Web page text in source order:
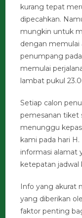
kurang tepat
dipecahkan.
mungkin untuk
dengan memulai
penumpang
memulai
lambat pukul
Setiap calon
pemesanan tiket
menunggu
kami pada hari
informasi alamat
ketepatan jadwal
Info yang akurat
yang diberikan
faktor penting